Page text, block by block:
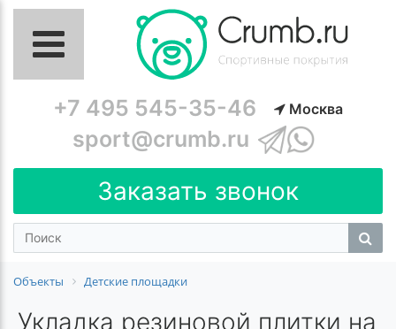
+7 495 545-35-46 Москва
sport@crumb.ru
Заказать звонок
Объекты Детские площадки
Укладка резиновой плитки на